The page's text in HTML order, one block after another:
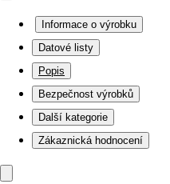
Informace o výrobku
Datové listy
Popis
Bezpečnost výrobků
Další kategorie
Zákaznická hodnocení